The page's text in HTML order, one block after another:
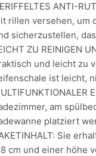
ANTI-
rillen versehen, um
sicherzustellen,
ZU REINIGEN
und leicht zu
ist leicht,
am
platziert
Sie
cm und einer höhe